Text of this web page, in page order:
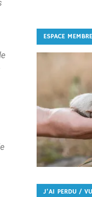
ESPACE MEMBRE
J’AI PERDU /